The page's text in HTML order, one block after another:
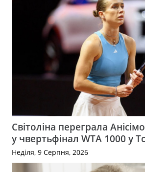
Світоліна переграла
у чвертьфінал WTA 1000 у
Неділя, 9 Серпня, 2026